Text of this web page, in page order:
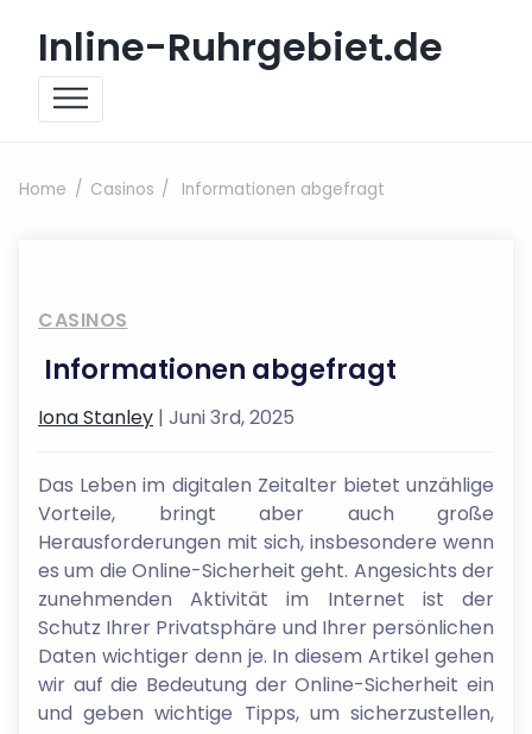
Inline-Ruhrgebiet.de
Home Casinos Informationen abgefragt
CASINOS
Informationen abgefragt
Iona Stanley | Juni 3rd, 2025
Das Leben im digitalen Zeitalter bietet unzählige
Vorteile, bringt aber auch große
Herausforderungen mit sich, insbesondere wenn
es um die Online-Sicherheit geht. Angesichts der
zunehmenden Aktivität im Internet ist der
Schutz Ihrer Privatsphäre und Ihrer persönlichen
Daten wichtiger denn je. In diesem Artikel gehen
wir auf die Bedeutung der Online-Sicherheit ein
und geben wichtige Tipps, um sicherzustellen,